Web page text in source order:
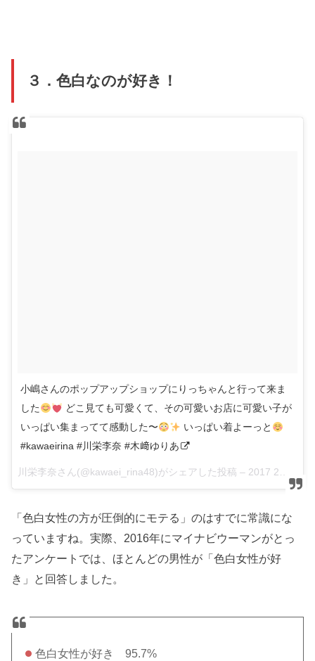
３．色白なのが好き！
小嶋さんのポップアップショップにりっちゃんと行って来ま
した
どこ見ても可愛くて、その可愛いお店に可愛い子が
いっぱい集まってて感動した〜
いっぱい着よーっと
#kawaeirina #川栄李奈 #木﨑ゆりあ
川栄李奈さん(@kawaei_rina48)がシェアした投稿 – 2017 2月 11 2:13午前 PST
「色白女性の方が圧倒的にモテる」のはすでに常識にな
っていますね。実際、2016年にマイナビウーマンがとっ
たアンケートでは、ほとんどの男性が「色白女性が好
き」と回答しました。
色白女性が好き 95.7%